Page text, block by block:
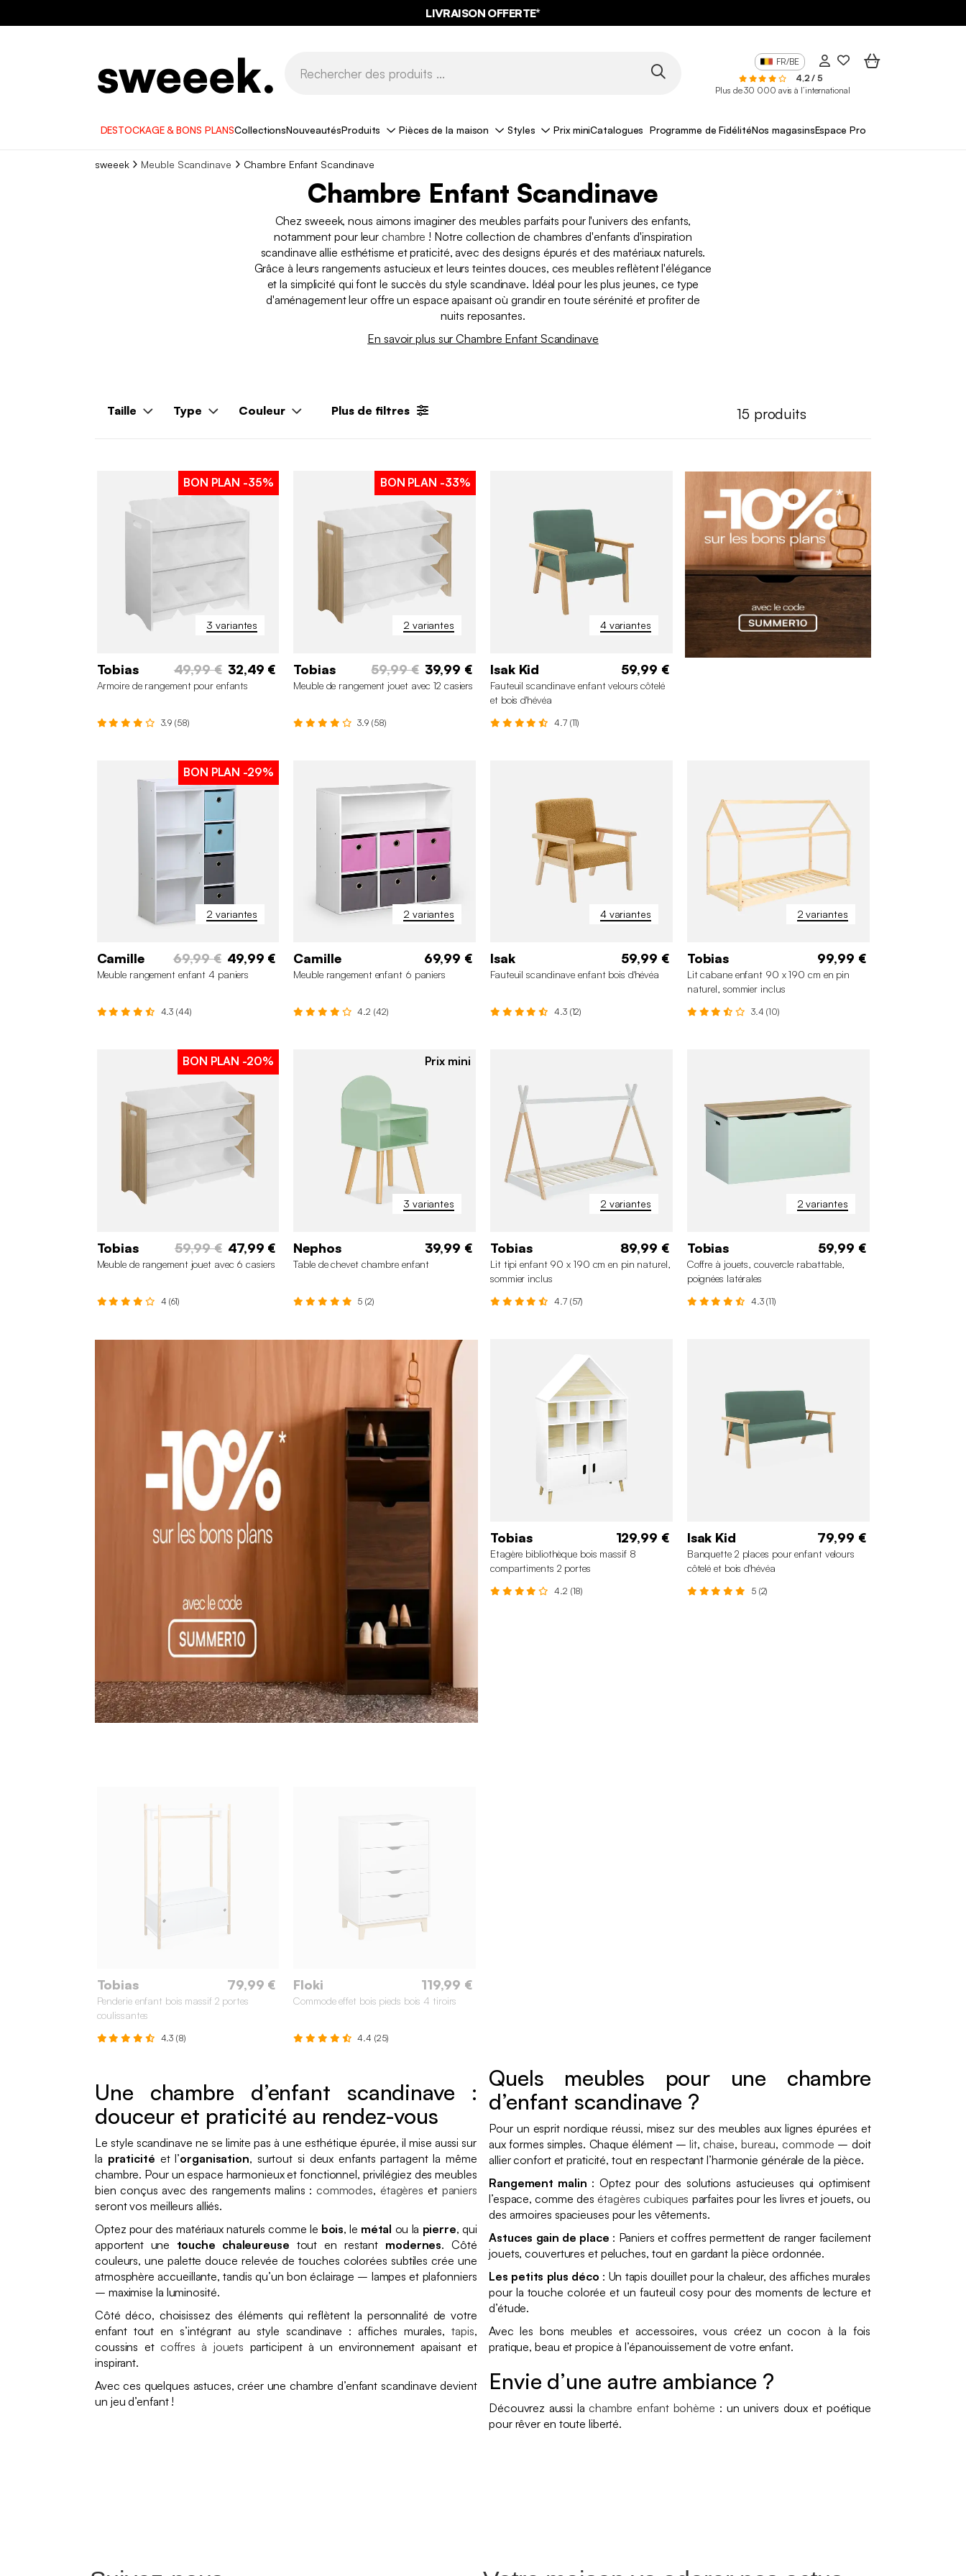
LIVRAISON OFFERTE*
FR/BE
4,2 / 5
Plus de 30 000 avis à l’international
DESTOCKAGE & BONS PLANSCollectionsNouveautésProduits Pièces de la maison Styles Prix miniCatalogues Programme de FidélitéNos magasinsEspace Pro
sweeek Meuble Scandinave Chambre Enfant Scandinave
Chambre Enfant Scandinave
Chez sweeek, nous aimons imaginer des meubles parfaits pour l'univers des enfants,
notamment pour leurchambre ! Notre collection de chambres d'enfants d'inspiration
scandinave allie esthétisme et praticité, avec des designs épurés et des matériaux naturels.
Grâce à leurs rangements astucieux et leurs teintes douces, ces meubles reflètent l'élégance
et la simplicité qui font le succès du style scandinave. Idéal pour les plus jeunes, ce type
d'aménagement leur offre un espace apaisant où grandir en toute sérénité et profiter de
nuits reposantes.
En savoir plus sur Chambre Enfant Scandinave
Taille Type Couleur Plus de filtres 15 produits
3 variantes
BON PLAN -35%
Tobias 49,99 € 32,49 €
Armoire de rangement pour enfants
3.9 (58)
2 variantes
BON PLAN -33%
Tobias 59,99 € 39,99 €
Meuble de rangement jouet avec 12 casiers
3.9 (58)
4 variantes
Isak Kid 59,99 €
Fauteuil scandinave enfant velours côtelé
et bois d'hévéa
4.7 (11)
2 variantes
BON PLAN -29%
Camille 69,99 € 49,99 €
Meuble rangement enfant 4 paniers
4.3 (44)
2 variantes
Camille 69,99 €
Meuble rangement enfant 6 paniers
4.2 (42)
4 variantes
Isak 59,99 €
Fauteuil scandinave enfant bois d'hévéa
4.3 (12)
2 variantes
Tobias 99,99 €
Lit cabane enfant 90 x 190 cm en pin
naturel, sommier inclus
3.4 (10)
BON PLAN -20%
Tobias 59,99 € 47,99 €
Meuble de rangement jouet avec 6 casiers
4 (61)
3 variantes
Prix mini
Nephos 39,99 €
Table de chevet chambre enfant
5 (2)
2 variantes
Tobias 89,99 €
Lit tipi enfant 90 x 190 cm en pin naturel,
sommier inclus
4.7 (57)
2 variantes
Tobias 59,99 €
Coffre à jouets, couvercle rabattable,
poignées latérales
4.3 (11)
Tobias 129,99 €
Etagère bibliothèque bois massif 8
compartiments 2 portes
4.2 (18)
Isak Kid 79,99 €
Banquette 2 places pour enfant velours
côtelé et bois d'hévéa
5 (2)
Tobias 79,99 €
Penderie enfant bois massif 2 portes
coulissantes
4.3 (8)
Floki 119,99 €
Commode effet bois pieds bois 4 tiroirs
4.4 (25)
Une chambre d’enfant scandinave :
douceur et praticité au rendez-vous
Le style scandinave ne se limite pas à une esthétique épurée, il mise aussi sur
la praticité et l’organisation, surtout si deux enfants partagent la même
chambre. Pour un espace harmonieux et fonctionnel, privilégiez des meubles
bien conçus avec des rangements malins : commodes, étagères et paniers
seront vos meilleurs alliés.
Optez pour des matériaux naturels comme le bois, le métal ou la pierre, qui
apportent une touche chaleureuse tout en restant modernes. Côté
couleurs, une palette douce relevée de touches colorées subtiles crée une
atmosphère accueillante, tandis qu’un bon éclairage – lampes et plafonniers
– maximise la luminosité.
Côté déco, choisissez des éléments qui reflètent la personnalité de votre
enfant tout en s’intégrant au style scandinave : affiches murales,tapis,
coussins et coffres à jouets participent à un environnement apaisant et
inspirant.
Avec ces quelques astuces, créer une chambre d’enfant scandinave devient
un jeu d’enfant !
Quels meubles pour une chambre
d’enfant scandinave ?
Pour un esprit nordique réussi, misez sur des meubles aux lignes épurées et
aux formes simples. Chaque élément –lit, chaise, bureau,commode – doit
allier confort et praticité, tout en respectant l’harmonie générale de la pièce.
Rangement malin : Optez pour des solutions astucieuses qui optimisent
l’espace, comme des étagères cubiques parfaites pour les livres et jouets, ou
des armoires spacieuses pour les vêtements.
Astuces gain de place : Paniers et coffres permettent de ranger facilement
jouets, couvertures et peluches, tout en gardant la pièce ordonnée.
Les petits plus déco : Un tapis douillet pour la chaleur, des affiches murales
pour la touche colorée et un fauteuil cosy pour des moments de lecture et
d’étude.
Avec les bons meubles et accessoires, vous créez un cocon à la fois
pratique, beau et propice à l’épanouissement de votre enfant.
Envie d’une autre ambiance ?
Découvrez aussi lachambre enfant bohème : un univers doux et poétique
pour rêver en toute liberté.